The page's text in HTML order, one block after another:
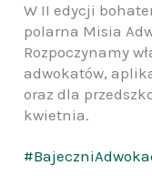
W II edycji
polarna Misia
Rozpoczynamy
adwokatów,
oraz dla
kwietnia.